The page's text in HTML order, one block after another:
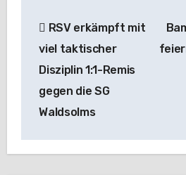
RSV erkämpft mit
viel taktischer
Disziplin 1:1-Remis
gegen die SG
Waldsolms